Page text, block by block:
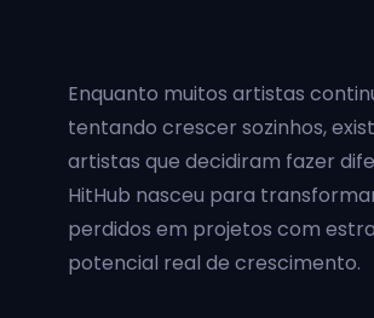
Enquanto muitos artistas
tentando crescer sozinhos,
artistas que decidiram fazer
HitHub nasceu para
perdidos em projetos com
potencial real de crescimento.